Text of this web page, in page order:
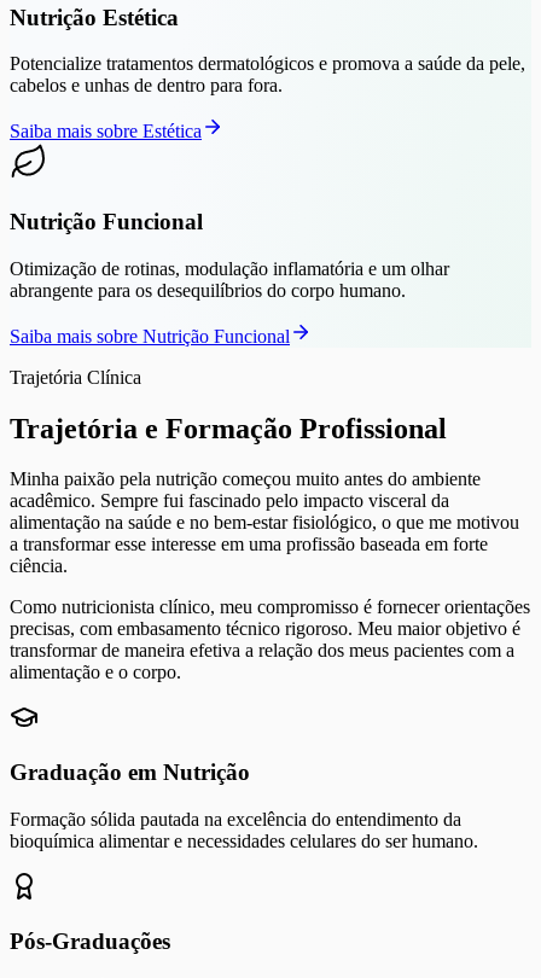
Nutrição Estética
Potencialize tratamentos dermatológicos e promova a saúde da pele,
cabelos e unhas de dentro para fora.
Saiba mais sobre Estética
Nutrição Funcional
Otimização de rotinas, modulação inflamatória e um olhar
abrangente para os desequilíbrios do corpo humano.
Saiba mais sobre Nutrição Funcional
Trajetória Clínica
Trajetória e Formação Profissional
Minha paixão pela nutrição começou muito antes do ambiente
acadêmico. Sempre fui fascinado pelo impacto visceral da
alimentação na saúde e no bem-estar fisiológico, o que me motivou
a transformar esse interesse em uma profissão baseada em forte
ciência.
Como nutricionista clínico, meu compromisso é fornecer orientações
precisas, com embasamento técnico rigoroso. Meu maior objetivo é
transformar de maneira efetiva a relação dos meus pacientes com a
alimentação e o corpo.
Graduação em Nutrição
Formação sólida pautada na excelência do entendimento da
bioquímica alimentar e necessidades celulares do ser humano.
Pós-Graduações